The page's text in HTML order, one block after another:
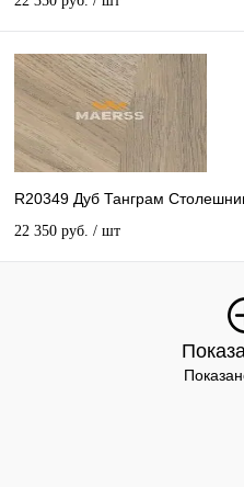
R20349 Дуб Танграм
22 350 руб. / шт